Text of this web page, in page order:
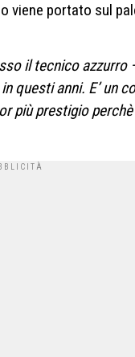
viene portato sul
il tecnico
questi anni. E’ un
più prestigio